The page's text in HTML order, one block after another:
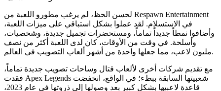
لحسن الحظ، لم يرغب مطورو اللعبة من Respawn Entertainment
في الاستسلام. لقد عملوا بشكل استباقي على ميزات اللعبة،
وأضافوا نمطاً جديداً تماماً، ومستحضرات تجميل جديدة، وشخصيات،
وأسلحة. في وقت من الأوقات، كان لدى اللعبة أكثر من نصف
مليون لاعب، مما جعلها واحدة من أشهر ألعاب التصويب في العالم.
مع تقديم شركات أخرى لألعاب قتال وساحات تصويب جديدة تماماً،
فقدت Apex Legends شعبيتها السابقة ببطء؛ في الواقع، انخفضت
قاعدة لاعبيها بشكل كبير بعد وصولها إلى ذروتها في عام 2023،